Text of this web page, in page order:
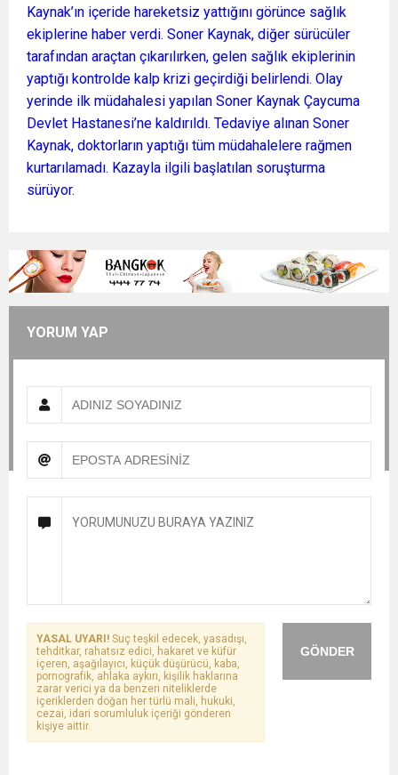
Kaynak’ın içeride hareketsiz yattığını görünce sağlık
ekiplerine haber verdi. Soner Kaynak, diğer sürücüler
tarafından araçtan çıkarılırken, gelen sağlık ekiplerinin
yaptığı kontrolde kalp krizi geçirdiği belirlendi. Olay
yerinde ilk müdahalesi yapılan Soner Kaynak Çaycuma
Devlet Hastanesi’ne kaldırıldı. Tedaviye alınan Soner
Kaynak, doktorların yaptığı tüm müdahalelere rağmen
kurtarılamadı. Kazayla ilgili başlatılan soruşturma
sürüyor.
YORUM YAP
GÖNDER
YASAL UYARI! Suç teşkil edecek, yasadışı,
tehditkar, rahatsız edici, hakaret ve küfür
içeren, aşağılayıcı, küçük düşürücü, kaba,
pornografik, ahlaka aykırı, kişilik haklarına
zarar verici ya da benzeri niteliklerde
içeriklerden doğan her türlü mali, hukuki,
cezai, idari sorumluluk içeriği gönderen
kişiye aittir.